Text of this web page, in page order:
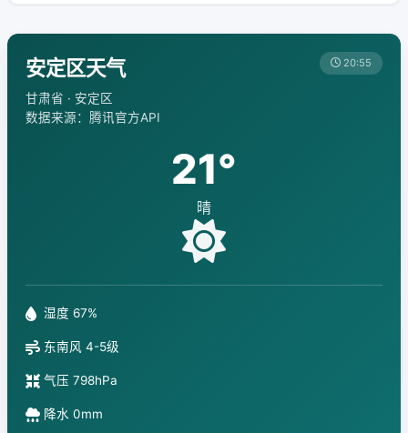
安定区天气
甘肃省 · 安定区
数据来源：腾讯官方API
20:55
21°
晴
湿度 67%
东南风 4-5级
气压 798hPa
降水 0mm